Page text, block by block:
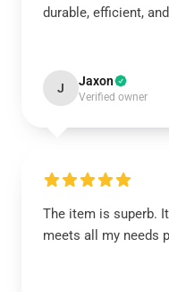
durable, efficient,
J Jaxon
Verified owner
The item is superb.
meets all my needs